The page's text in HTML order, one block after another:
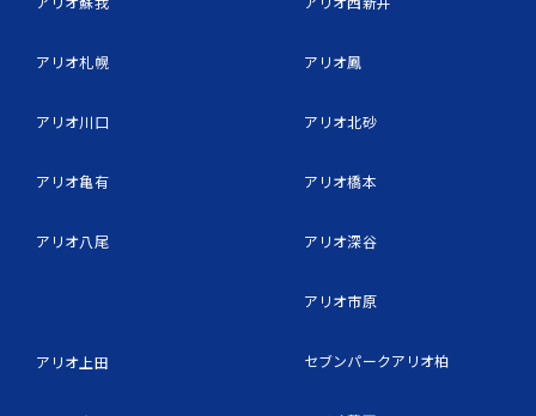
アリオ札幌
アリオ川口
アリオ亀有
アリオ八尾
アリオ上田
アリオ鳳
アリオ北砂
アリオ橋本
アリオ深谷
アリオ市原
セブンパークアリオ柏